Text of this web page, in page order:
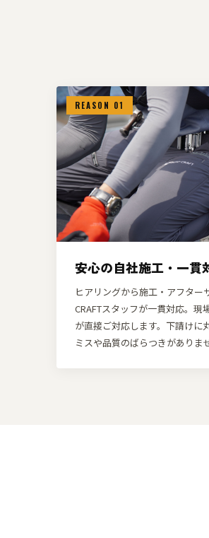
REASON 01
安心の自社施工・一貫
ヒアリングから施工・アフター
CRAFTスタッフが一貫対応。現
が直接ご対応します。下請けに
ミスや品質のばらつきがありま